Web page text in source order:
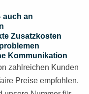
auch an
Zusatzkosten
Kommunikation
zahlreichen Kunden
Preise empfohlen.